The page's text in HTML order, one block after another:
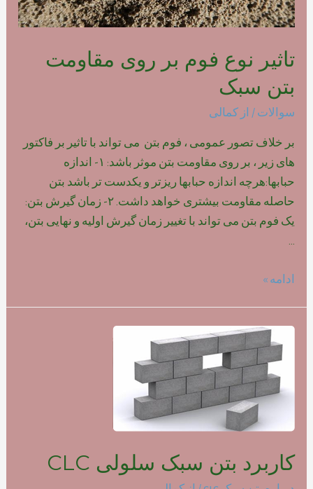
تاثیر نوع فوم بر روی مقاومت
بتن سبک
سوالات / از کمالی
بر خلاف تصور عمومی ، فوم بتن می تواند با تاثیر بر فاکتور
های زیر ، بر روی مقاومت بتن موثر باشد: ۱- اندازه
حبابها:هرچه اندازه حبابها ریزتر و یکدست تر باشد بتن
حاصله مقاومت بیشتری خواهد داشت. ۲- زمان گیرش بتن:
یک فوم بتن می تواند با تغییر زمان گیرش اولیه و نهایی بتن،
تاثیر
روی
مقاومت
بتن
ادامه »
کاربرد بتن سبک سلولی CLC